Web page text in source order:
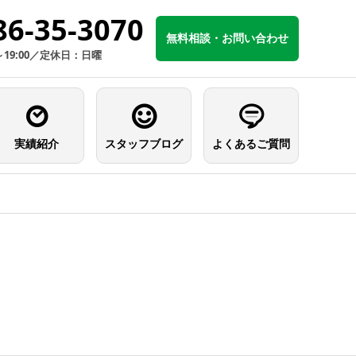
35-3070
／定休日：日曜
無料相談・お問い合わせ
実績紹介 スタッフブログ よくあるご質問